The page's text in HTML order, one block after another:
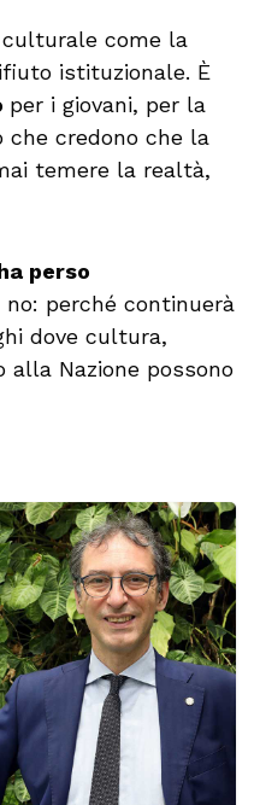
culturale come la
istituzionale. È
per i giovani, per la
credono che la
temere la realtà,
perso
no: perché continuerà
dove cultura,
alla Nazione possono